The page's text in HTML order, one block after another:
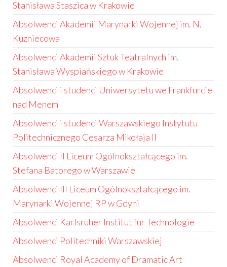
Stanisława Staszica w Krakowie
Absolwenci Akademii Marynarki Wojennej im. N.
Kuzniecowa
Absolwenci Akademii Sztuk Teatralnych im.
Stanisława Wyspiańskiego w Krakowie
Absolwenci i studenci Uniwersytetu we Frankfurcie
nad Menem
Absolwenci i studenci Warszawskiego Instytutu
Politechnicznego Cesarza Mikołaja II
Absolwenci II Liceum Ogólnokształcącego im.
Stefana Batorego w Warszawie
Absolwenci III Liceum Ogólnokształcącego im.
Marynarki Wojennej RP w Gdyni
Absolwenci Karlsruher Institut für Technologie
Absolwenci Politechniki Warszawskiej
Absolwenci Royal Academy of Dramatic Art